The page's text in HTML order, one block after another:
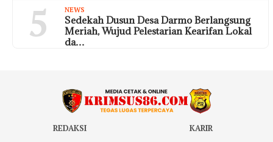
5 NEWS
Sedekah Dusun Desa Darmo Berlangsung
Meriah, Wujud Pelestarian Kearifan Lokal
da…
REDAKSI
KARIR